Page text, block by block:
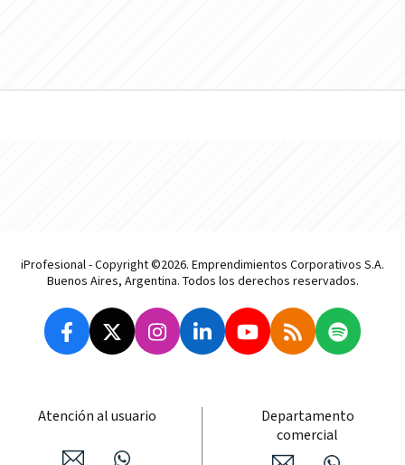
iProfesional - Copyright ©2026. Emprendimientos Corporativos S.A.
Buenos Aires, Argentina. Todos los derechos reservados.
Atención al usuario
Departamento
comercial